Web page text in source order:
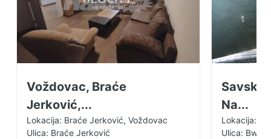
Voždovac, Braće
Jerković,...
Lokacija: Braće Jerković, Voždovac
Ulica: Braće Jerković
Savski
Na...
Lokacija:
Ulica: Bw